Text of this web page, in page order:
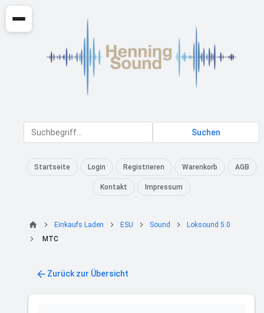
Suchen
Startseite Login Registrieren Warenkorb AGB
Kontakt Impressum
Einkaufs Laden ESU Sound
Loksound 5.0
MTC
Zurück zur Übersicht